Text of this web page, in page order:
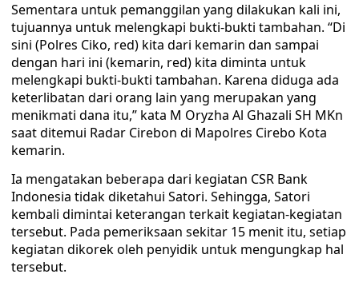
Sementara untuk pemanggilan yang dilakukan kali ini,
tujuannya untuk melengkapi bukti-bukti tambahan. “Di
sini (Polres Ciko, red) kita dari kemarin dan sampai
dengan hari ini (kemarin, red) kita diminta untuk
melengkapi bukti-bukti tambahan. Karena diduga ada
keterlibatan dari orang lain yang merupakan yang
menikmati dana itu,” kata M Oryzha Al Ghazali SH MKn
saat ditemui Radar Cirebon di Mapolres Cirebo Kota
kemarin.
Ia mengatakan beberapa dari kegiatan CSR Bank
Indonesia tidak diketahui Satori. Sehingga, Satori
kembali dimintai keterangan terkait kegiatan-kegiatan
tersebut. Pada pemeriksaan sekitar 15 menit itu, setiap
kegiatan dikorek oleh penyidik untuk mengungkap hal
tersebut.